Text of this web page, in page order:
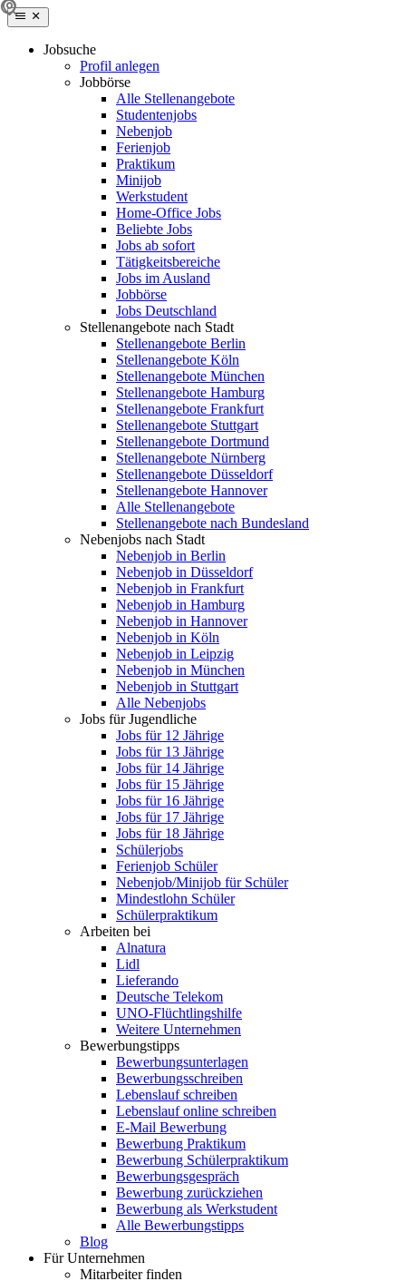
Jobsuche
Profil anlegen
Jobbörse
Alle Stellenangebote
Studentenjobs
Nebenjob
Ferienjob
Praktikum
Minijob
Werkstudent
Home-Office Jobs
Beliebte Jobs
Jobs ab sofort
Tätigkeitsbereiche
Jobs im Ausland
Jobbörse
Jobs Deutschland
Stellenangebote nach Stadt
Stellenangebote Berlin
Stellenangebote Köln
Stellenangebote München
Stellenangebote Hamburg
Stellenangebote Frankfurt
Stellenangebote Stuttgart
Stellenangebote Dortmund
Stellenangebote Nürnberg
Stellenangebote Düsseldorf
Stellenangebote Hannover
Alle Stellenangebote
Stellenangebote nach Bundesland
Nebenjobs nach Stadt
Nebenjob in Berlin
Nebenjob in Düsseldorf
Nebenjob in Frankfurt
Nebenjob in Hamburg
Nebenjob in Hannover
Nebenjob in Köln
Nebenjob in Leipzig
Nebenjob in München
Nebenjob in Stuttgart
Alle Nebenjobs
Jobs für Jugendliche
Jobs für 12 Jährige
Jobs für 13 Jährige
Jobs für 14 Jährige
Jobs für 15 Jährige
Jobs für 16 Jährige
Jobs für 17 Jährige
Jobs für 18 Jährige
Schülerjobs
Ferienjob Schüler
Nebenjob/Minijob für Schüler
Mindestlohn Schüler
Schülerpraktikum
Arbeiten bei
Alnatura
Lidl
Lieferando
Deutsche Telekom
UNO-Flüchtlingshilfe
Weitere Unternehmen
Bewerbungstipps
Bewerbungsunterlagen
Bewerbungsschreiben
Lebenslauf schreiben
Lebenslauf online schreiben
E-Mail Bewerbung
Bewerbung Praktikum
Bewerbung Schülerpraktikum
Bewerbungsgespräch
Bewerbung zurückziehen
Bewerbung als Werkstudent
Alle Bewerbungstipps
Blog
Für Unternehmen
Mitarbeiter finden